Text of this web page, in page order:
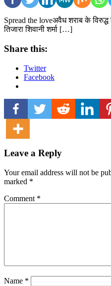
Spread the loveअवैध शराब के
तिजारा शिवानी शर्मा […]
Share this:
Twitter
Facebook
Leave a Reply
Your email address will not be
marked *
Comment *
Name *